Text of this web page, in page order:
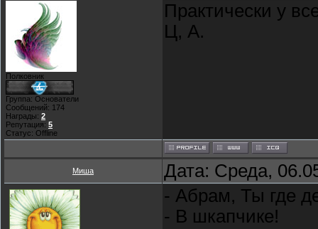
Полковник
Группа: Основатели
Сообщений: 174
Награды: 2
Репутация: 5
Статус: Offline
Практически у
Ц, А.
Миша Дата: Среда,
- Абрам, Ты где
- В шкапчике!